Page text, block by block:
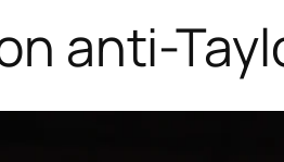
anti-